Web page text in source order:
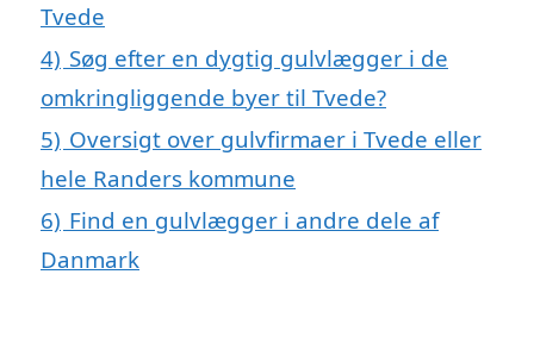
Tvede
4) Søg efter en dygtig gulvlægger i de
omkringliggende byer til Tvede?
5) Oversigt over gulvfirmaer i Tvede eller
hele Randers kommune
6) Find en gulvlægger i andre dele af
Danmark